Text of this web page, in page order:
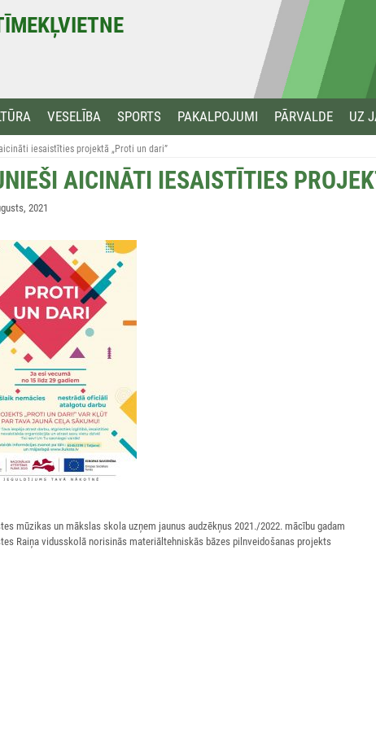
VESELĪBA SPORTS PAKALPOJUMI PĀRVALDE UZ
iesaistīties projektā „Proti un dari”
AICINĀTI IESAISTĪTIES
2021
mūzikas un mākslas skola uzņem jaunus audzēkņus 2021./2022. mācību gadam
Raiņa vidusskolā norisinās materiāltehniskās bāzes pilnveidošanas projekts